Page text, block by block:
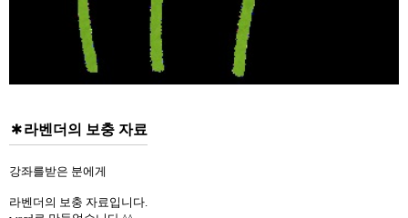
라벤더의 보충 자료
강좌를받은 분에게
라벤더의 보충 자료입니다.